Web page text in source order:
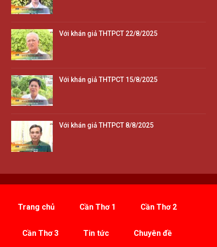
Với khán giả THTPCT 22/8/2025
Với khán giả THTPCT 15/8/2025
Với khán giả THTPCT 8/8/2025
Trang chủ Cần Thơ 1 Cần Thơ 2
Cần Thơ 3 Tin tức Chuyên đề